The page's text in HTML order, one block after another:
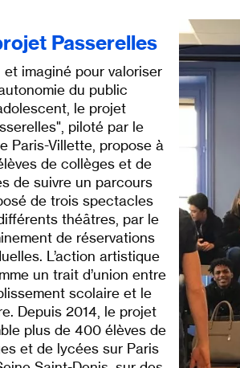
Passerelles
et imaginé pour valoriser
du public
le projet
piloté par le
Paris-Villette, propose à
de collèges et de
de suivre un parcours
de trois spectacles
théâtres, par le
de réservations
L’action artistique
un trait d’union entre
scolaire et le
Depuis 2014, le projet
plus de 400 élèves de
et de lycées sur Paris